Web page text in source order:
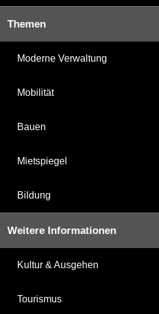
Themen
Moderne Verwaltung
Mobilität
Bauen
Mietspiegel
Bildung
Weitere Informationen
Kultur & Ausgehen
Tourismus